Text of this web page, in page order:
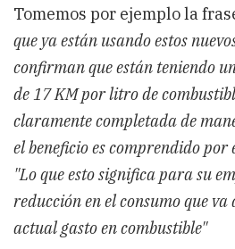
Tomemos por ejemplo la
que ya están usando estos
confirman que están teniendo
de 17 KM por litro de
claramente completada de
el beneficio es comprendido
"Lo que esto significa para su
reducción en el consumo que
actual gasto en combustible"